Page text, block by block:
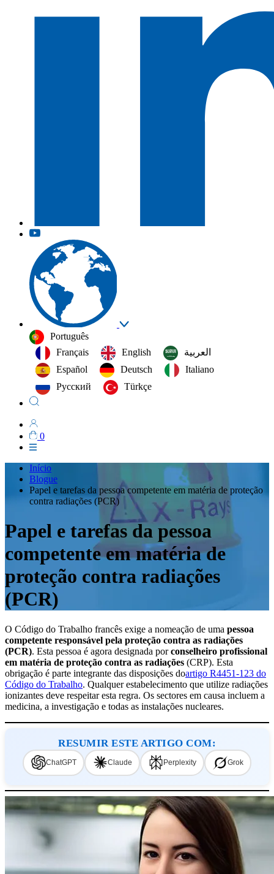
Português
Français
English
العربية‏
Español
Deutsch
Italiano
Русский
Türkçe
0
Início
Blogue
Papel e tarefas da pessoa competente em matéria de proteção
contra radiações (PCR)
Papel e tarefas da pessoa
competente em matéria de
proteção contra radiações
(PCR)
O Código do Trabalho francês exige a nomeação de uma pessoa
competente responsável pela proteção contra as radiações
(PCR). Esta pessoa é agora designada porconselheiro profissional
em matéria de proteção contra as radiações (CRP). Esta
obrigação é parte integrante das disposições doartigo R4451-123 do
Código do Trabalho. Qualquer estabelecimento que utilize radiações
ionizantes deve respeitar esta regra. Os sectores em causa incluem a
medicina, a investigação e todas as instalações nucleares.
RESUMIR ESTE ARTIGO COM:
ChatGPT Claude Perplexity Grok